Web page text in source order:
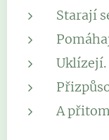
Starají
Uklízejí.
A